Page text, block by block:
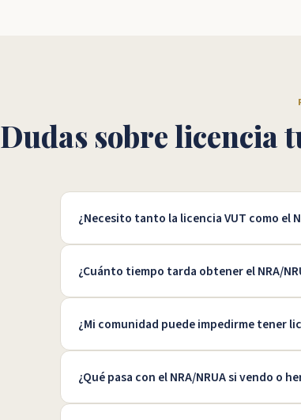
Dudas sobre licencia
¿Necesito tanto la licencia VUT como el
¿Cuánto tiempo tarda obtener el NRA/
¿Mi comunidad puede impedirme tener
¿Qué pasa con el NRA/NRUA si vendo o